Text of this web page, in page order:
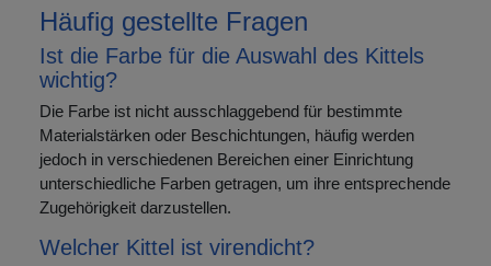
Häufig gestellte Fragen
Ist die Farbe für die Auswahl des Kittels
wichtig?
Die Farbe ist nicht ausschlaggebend für bestimmte
Materialstärken oder Beschichtungen, häufig werden
jedoch in verschiedenen Bereichen einer Einrichtung
unterschiedliche Farben getragen, um ihre entsprechende
Zugehörigkeit darzustellen.
Welcher Kittel ist virendicht?